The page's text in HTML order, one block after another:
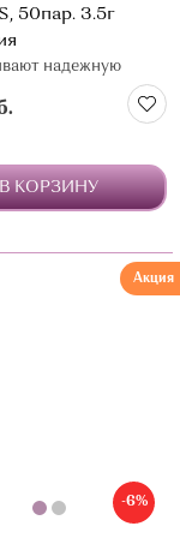
50пар. 3.5г
надежную
защиту и удобство
В КОРЗИНУ
-6%
Акция